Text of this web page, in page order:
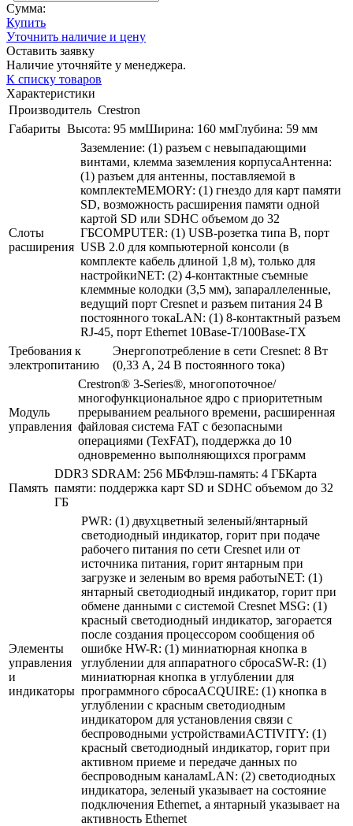
Сумма:
Купить
Уточнить наличие и цену
Оставить заявку
Наличие уточняйте у менеджера.
К списку товаров
Характеристики
Производитель Crestron
Габариты Высота: 95 ммШирина: 160 ммГлубина: 59 мм
Слоты
расширения
Заземление: (1) разъем с невыпадающими
винтами, клемма заземления корпусаАнтенна:
(1) разъем для антенны, поставляемой в
комплектеMEMORY: (1) гнездо для карт памяти
SD, возможность расширения памяти одной
картой SD или SDHC объемом до 32
ГБCOMPUTER: (1) USB-розетка типа B, порт
USB 2.0 для компьютерной консоли (в
комплекте кабель длиной 1,8 м), только для
настройкиNET: (2) 4-контактные съемные
клеммные колодки (3,5 мм), запараллеленные,
ведущий порт Cresnet и разъем питания 24 В
постоянного токаLAN: (1) 8-контактный разъем
RJ-45, порт Ethernet 10Base-T/100Base-TX
Требования к
электропитанию
Энергопотребление в сети Cresnet: 8 Вт
(0,33 А, 24 В постоянного тока)
Модуль
управления
Crestron® 3-Series®, многопоточное/
многофункциональное ядро с приоритетным
прерыванием реального времени, расширенная
файловая система FAT с безопасными
операциями (TexFAT), поддержка до 10
одновременно выполняющихся программ
Память
DDR3 SDRAM: 256 МБФлэш-память: 4 ГБКарта
памяти: поддержка карт SD и SDHC объемом до 32
ГБ
Элементы
управления
и
индикаторы
PWR: (1) двухцветный зеленый/янтарный
светодиодный индикатор, горит при подаче
рабочего питания по сети Cresnet или от
источника питания, горит янтарным при
загрузке и зеленым во время работыNET: (1)
янтарный светодиодный индикатор, горит при
обмене данными с системой Cresnet MSG: (1)
красный светодиодный индикатор, загорается
после создания процессором сообщения об
ошибке HW-R: (1) миниатюрная кнопка в
углублении для аппаратного сбросаSW-R: (1)
миниатюрная кнопка в углублении для
программного сбросаACQUIRE: (1) кнопка в
углублении с красным светодиодным
индикатором для установления связи с
беспроводными устройствамиACTIVITY: (1)
красный светодиодный индикатор, горит при
активном приеме и передаче данных по
беспроводным каналамLAN: (2) светодиодных
индикатора, зеленый указывает на состояние
подключения Ethernet, а янтарный указывает на
активность Ethernet